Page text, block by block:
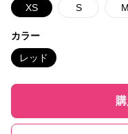
XS S M
カラー
レッド